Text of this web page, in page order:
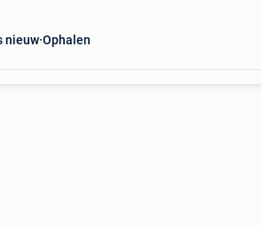
nieuw Ophalen